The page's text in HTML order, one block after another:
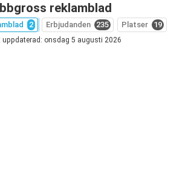
reklamblad
2 Erbjudanden 235 Platser 19
uppdaterad: onsdag 5 augusti 2026